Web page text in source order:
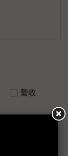
營收